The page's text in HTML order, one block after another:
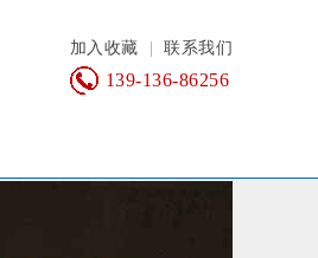
加入收藏 联系我们
139-136-86256